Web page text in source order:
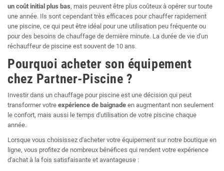
un coût initial plus bas, mais peuvent être plus coûteux à opérer sur toute
une année. Ils sont cependant très efficaces pour chauffer rapidement
une piscine, ce qui peut être idéal pour une utilisation peu fréquente ou
pour des besoins de chauffage de dernière minute. La durée de vie d'un
réchauffeur de piscine est souvent de 10 ans.
Pourquoi acheter son équipement
chez Partner-Piscine ?
Investir dans un chauffage pour piscine est une décision qui peut
transformer votre expérience de baignade en augmentant non seulement
le confort, mais aussi le temps d'utilisation de votre piscine chaque
année.
Lorsque vous choisissez d'acheter votre équipement sur notre boutique en
ligne, vous profitez de nombreux bénéfices qui rendent votre expérience
d'achat à la fois satisfaisante et avantageuse :